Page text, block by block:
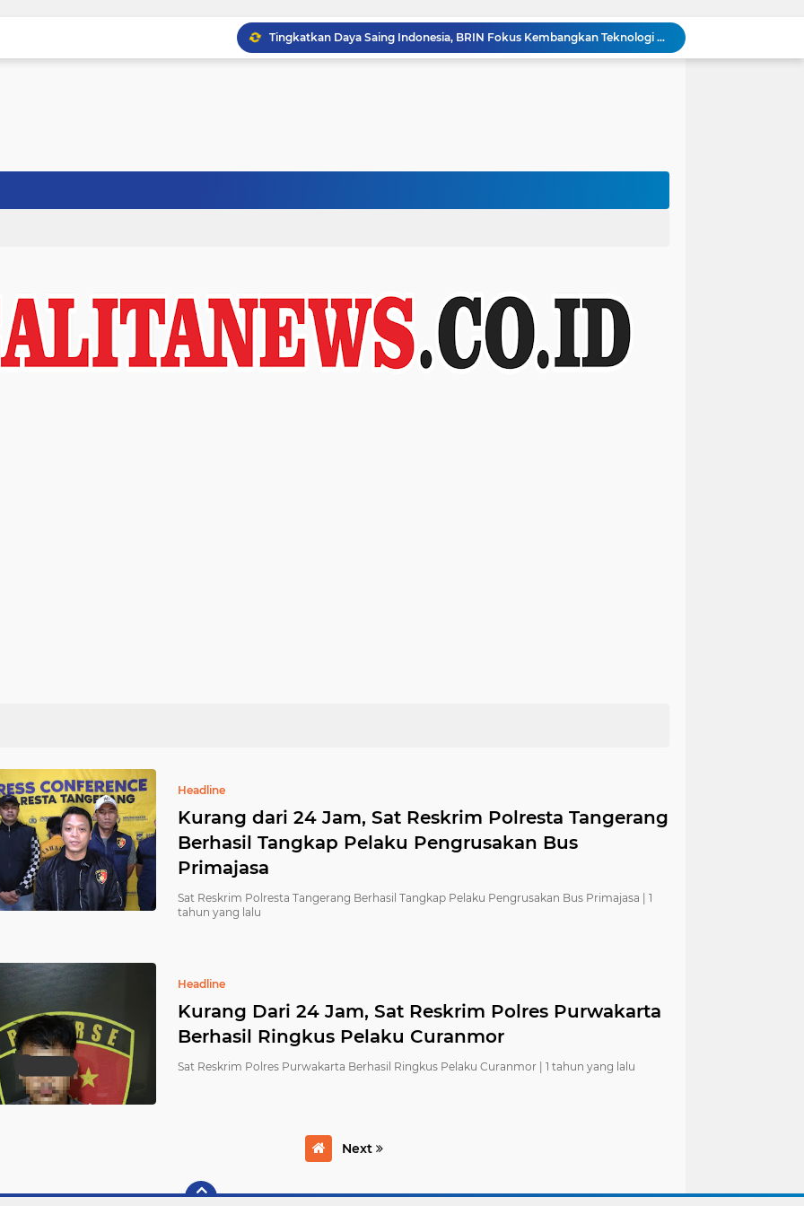
Tingkatkan Daya Saing Indonesia, BRIN Fokus Kembangkan Teknologi Nuklir hingga AI*
Legislator Gerindra Marlyn Maisarah Tinjau Jembatan Gantung Cibeber, Pastikan Aspirasi Warga Terlaksana
Tingkatkan Kualitas SDM Indonesia, Prabowo Bangun Sekolah Unggulan hingga Undang Universitas Terbaik Dunia
Headline
Kurang dari 24 Jam, Sat Reskrim Polresta Tangerang
Berhasil Tangkap Pelaku Pengrusakan Bus
Primajasa
Sat Reskrim Polresta Tangerang Berhasil Tangkap Pelaku Pengrusakan Bus Primajasa |
1
tahun yang lalu
Headline
Kurang Dari 24 Jam, Sat Reskrim Polres Purwakarta
Berhasil Ringkus Pelaku Curanmor
Sat Reskrim Polres Purwakarta Berhasil Ringkus Pelaku Curanmor | 1 tahun yang lalu
Next